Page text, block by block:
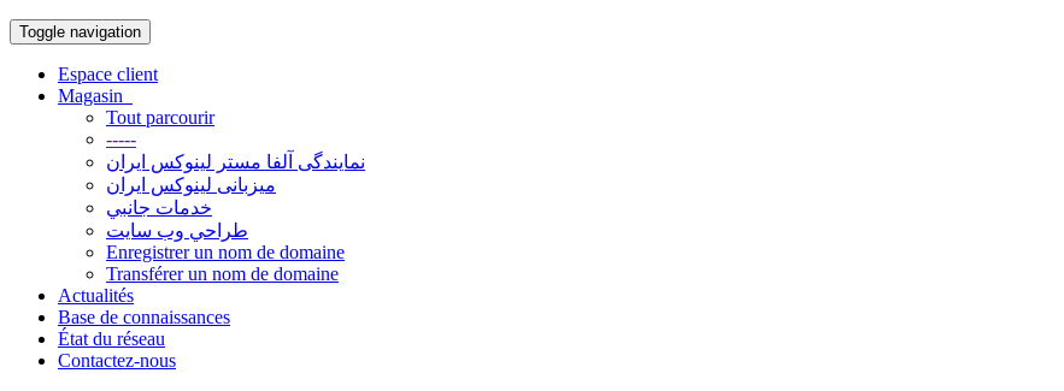
Toggle navigation
Espace client
Magasin
Tout parcourir
-----
نمایندگی آلفا مستر لینوکس ایران
میزبانی لینوکس ایران
خدمات جانبي
طراحي وب سايت
Enregistrer un nom de domaine
Transférer un nom de domaine
Actualités
Base de connaissances
État du réseau
Contactez-nous